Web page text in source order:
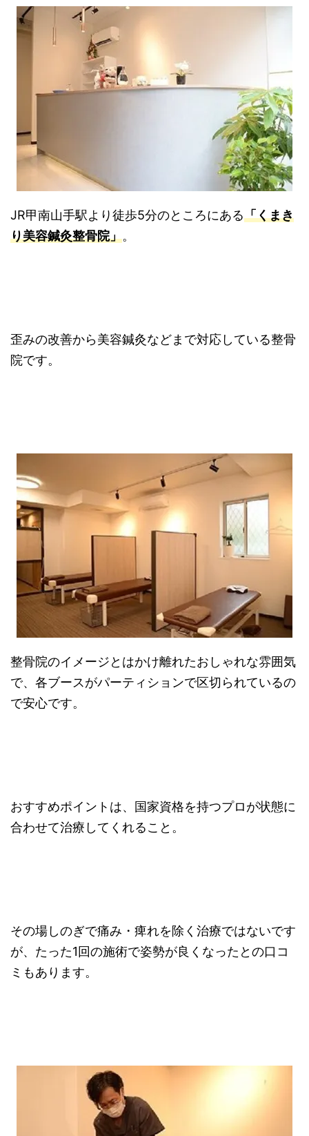
JR甲南山手駅より徒歩5分のところにある「くまき
り美容鍼灸整骨院」。
歪みの改善から美容鍼灸などまで対応している整骨
院です。
整骨院のイメージとはかけ離れたおしゃれな雰囲気
で、各ブースがパーティションで区切られているの
で安心です。
おすすめポイントは、国家資格を持つプロが状態に
合わせて治療してくれること。
その場しのぎで痛み・痺れを除く治療ではないです
が、たった1回の施術で姿勢が良くなったとの口コ
ミもあります。